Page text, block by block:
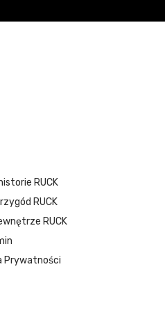
RUCK
RUCK
RUCK
Prywatności